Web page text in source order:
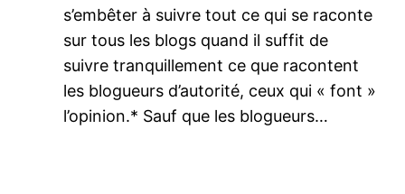
s’embêter à suivre tout ce qui se raconte
sur tous les blogs quand il suffit de
suivre tranquillement ce que racontent
les blogueurs d’autorité, ceux qui « font »
l’opinion.* Sauf que les blogueurs…